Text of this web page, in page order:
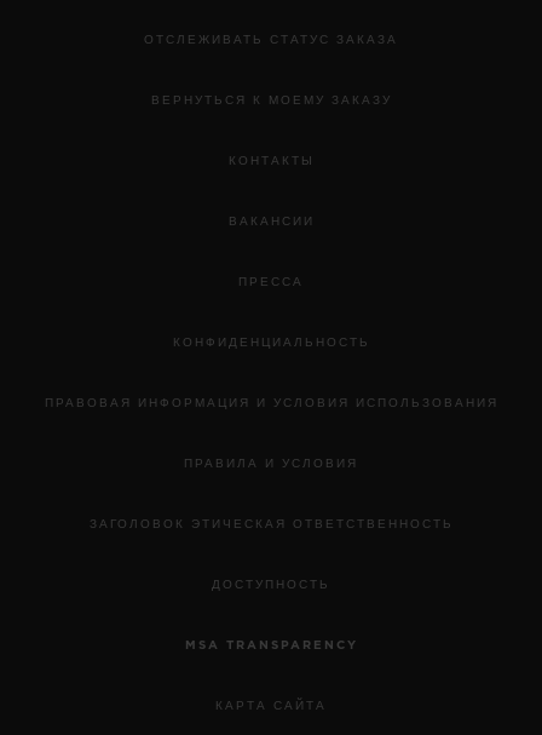
ОТСЛЕЖИВАТЬ СТАТУС ЗАКАЗА
ВЕРНУТЬСЯ К МОЕМУ ЗАКАЗУ
КОНТАКТЫ
ВАКАНСИИ
ПРЕССА
КОНФИДЕНЦИАЛЬНОСТЬ
ПРАВОВАЯ ИНФОРМАЦИЯ И УСЛОВИЯ ИСПОЛЬЗОВАНИЯ
ПРАВИЛА И УСЛОВИЯ
ЗАГОЛОВОК ЭТИЧЕСКАЯ ОТВЕТСТВЕННОСТЬ
ДОСТУПНОСТЬ
MSA TRANSPARENCY
КАРТА САЙТА